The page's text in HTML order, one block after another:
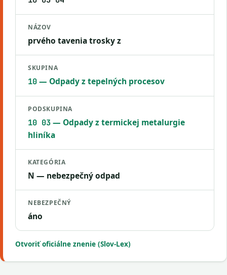
NÁZOV
prvého tavenia trosky z
SKUPINA
10— Odpady z tepelných procesov
PODSKUPINA
10 03— Odpady z termickej metalurgie
hliníka
KATEGÓRIA
N — nebezpečný odpad
NEBEZPEČNÝ
áno
Otvoriť oficiálne znenie (Slov-Lex)